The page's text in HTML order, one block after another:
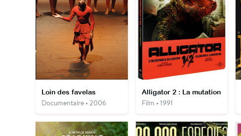
Loin des favelas
Documentaire • 2006
Alligator 2 : La mutation
Film • 1991